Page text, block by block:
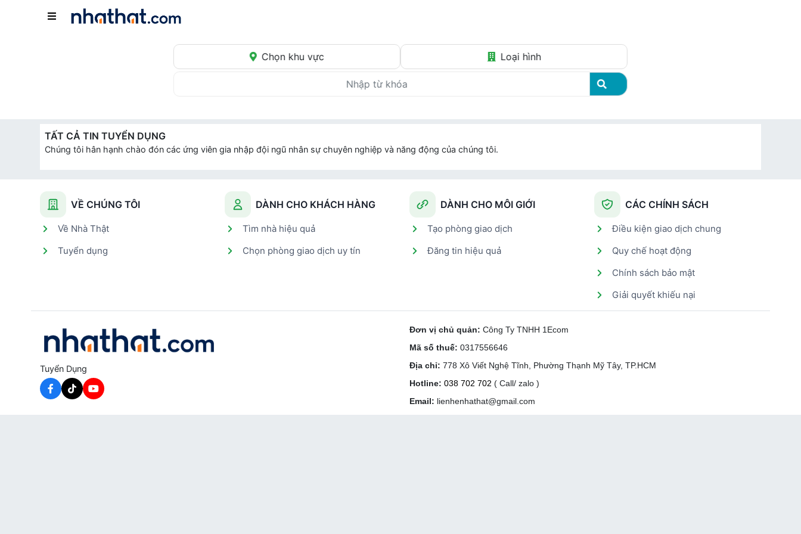
Chọn khu vực Loại hình
TẤT CẢ TIN TUYỂN DỤNG
Chúng tôi hân hạnh chào đón các ứng viên gia nhập đội ngũ nhân sự chuyên nghiệp và năng động của chúng tôi.
VỀ CHÚNG TÔI
Về Nhà Thật
Tuyển dụng
DÀNH CHO KHÁCH HÀNG
Tìm nhà hiệu quả
Chọn phòng giao dịch uy tín
DÀNH CHO MÔI GIỚI
Tạo phòng giao dịch
Đăng tin hiệu quả
CÁC CHÍNH SÁCH
Điều kiện giao dịch chung
Quy chế hoạt động
Chính sách bảo mật
Giải quyết khiếu nại
Tuyển Dụng
Đơn vị chủ quản: Công Ty TNHH 1Ecom
Mã số thuế: 0317556646
Địa chỉ: 778 Xô Viết Nghệ Tĩnh, Phường Thạnh Mỹ Tây, TP.HCM
Hotline: 038 702 702 ( Call/ zalo )
Email: lienhenhathat@gmail.com